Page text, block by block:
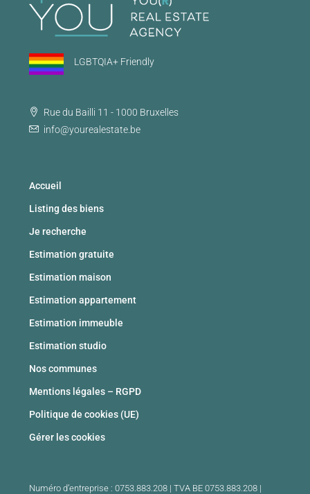
LGBTQIA+ Friendly
Rue du Bailli 11 - 1000 Bruxelles
info@yourealestate.be
Accueil
Listing des biens
Je recherche
Estimation gratuite
Estimation maison
Estimation appartement
Estimation immeuble
Estimation studio
Nos communes
Mentions légales – RGPD
Politique de cookies (UE)
Gérer les cookies
Numéro d’entreprise : 0753.883.208 | TVA BE 0753.883.208 |